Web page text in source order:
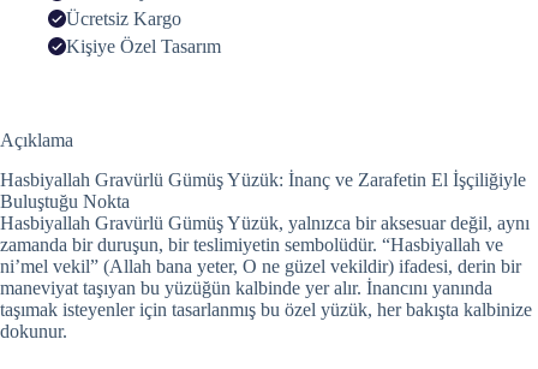
Ücretsiz Kargo
Kişiye Özel Tasarım
Açıklama
Hasbiyallah Gravürlü Gümüş Yüzük: İnanç ve Zarafetin El İşçiliğiyle
Buluştuğu Nokta
Hasbiyallah Gravürlü Gümüş Yüzük, yalnızca bir aksesuar değil, aynı
zamanda bir duruşun, bir teslimiyetin sembolüdür. “Hasbiyallah ve
ni’mel vekil” (Allah bana yeter, O ne güzel vekildir) ifadesi, derin bir
maneviyat taşıyan bu yüzüğün kalbinde yer alır. İnancını yanında
taşımak isteyenler için tasarlanmış bu özel yüzük, her bakışta kalbinize
dokunur.